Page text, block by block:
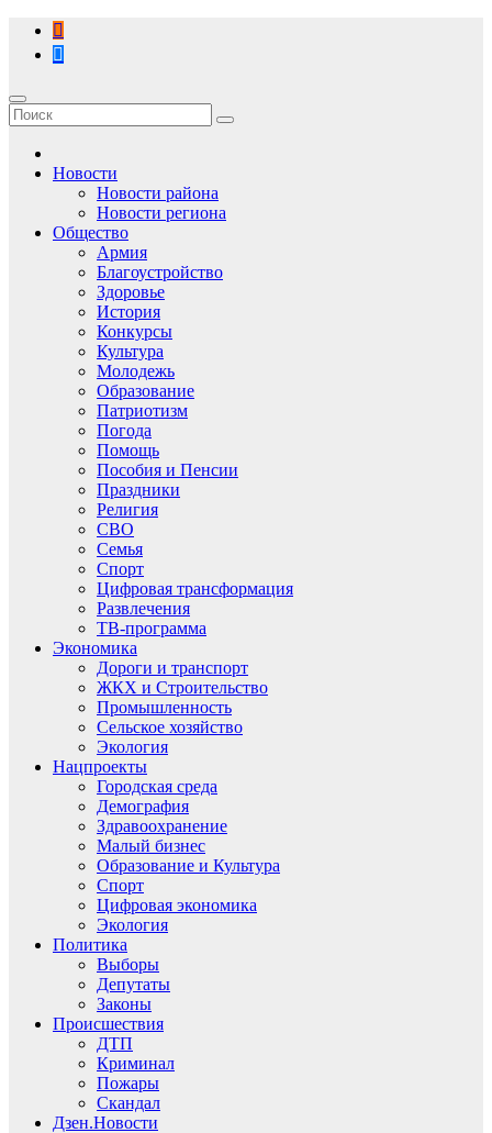
Перейти
содержимому
Новости
Новости района
Новости региона
Общество
Армия
Благоустройство
Здоровье
История
Конкурсы
Культура
Молодежь
Образование
Патриотизм
Погода
Помощь
Пособия и Пенсии
Праздники
Религия
СВО
Семья
Спорт
Цифровая трансформация
Развлечения
ТВ-программа
Экономика
Дороги и транспорт
ЖКХ и Строительство
Промышленность
Сельское хозяйство
Экология
Нацпроекты
Городская среда
Демография
Здравоохранение
Малый бизнес
Образование и Культура
Спорт
Цифровая экономика
Экология
Политика
Выборы
Депутаты
Законы
Происшествия
ДТП
Криминал
Пожары
Скандал
Дзен.Новости